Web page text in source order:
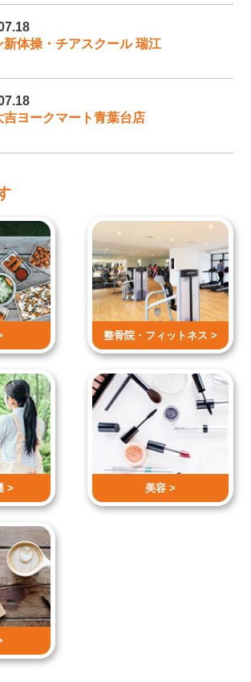
新体操・チアスクール 瑞江
吉ヨークマート青葉台店
整骨院・ フィットネス >
> 美容 >